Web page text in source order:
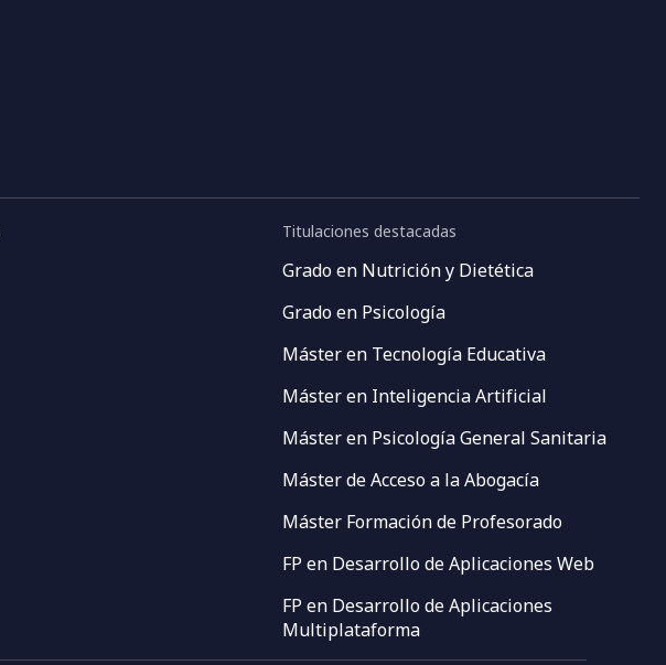
Titulaciones destacadas
Grado en Nutrición y Dietética
Grado en Psicología
Máster en Tecnología Educativa
Máster en Inteligencia Artificial
Máster en Psicología General Sanitaria
Máster de Acceso a la Abogacía
Máster Formación de Profesorado
FP en Desarrollo de Aplicaciones Web
FP en Desarrollo de Aplicaciones
Multiplataforma